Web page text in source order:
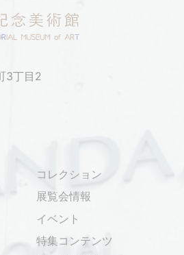
3丁目2
コレクション
展覧会情報
イベント
特集コンテンツ